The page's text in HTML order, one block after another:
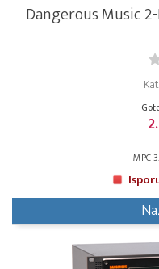
Dangerous Music
MPC